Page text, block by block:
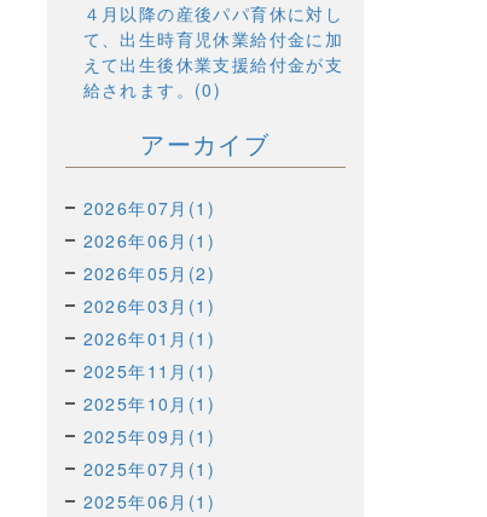
４月以降の産後パパ育休に対し
て、出生時育児休業給付金に加
えて出生後休業支援給付金が支
給されます。(0)
アーカイブ
2026年07月(1)
2026年06月(1)
2026年05月(2)
2026年03月(1)
2026年01月(1)
2025年11月(1)
2025年10月(1)
2025年09月(1)
2025年07月(1)
2025年06月(1)